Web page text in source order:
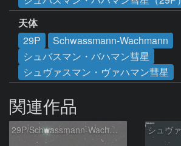
天体
29P
Schwassmann-Wachmann
シュバスマン・バハマン彗星
シュヴァスマン・ヴァハマン彗星
関連作品
29P/Schwassmann-Wachmann